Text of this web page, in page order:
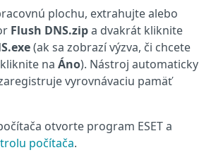
plochu, extrahujte alebo
Flush DNS.zipa dvakrát kliknite
(ak sa zobrazí výzva, či chcete
na Áno). Nástroj automaticky
vyrovnávaciu pamäť
otvorte program ESET a
počítača.